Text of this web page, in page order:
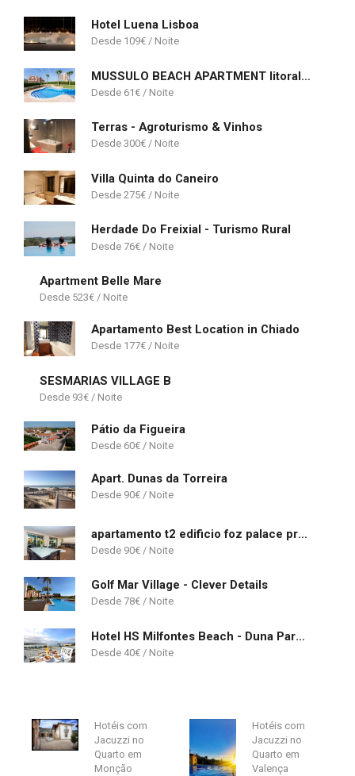
Hotel Luena Lisboa
109€
MUSSULO BEACH APARTMENT litoralmar
61€
Terras - Agroturismo & Vinhos
300€
Villa Quinta do Caneiro
275€
Herdade Do Freixial - Turismo Rural
76€
Apartment Belle Mare
523€
Apartamento Best Location in Chiado
177€
SESMARIAS VILLAGE B
93€
Pátio da Figueira
60€
Apart. Dunas da Torreira
90€
apartamento t2 edificio foz palace praia da Rocha
90€
Golf Mar Village - Clever Details
78€
Hotel HS Milfontes Beach - Duna Parque Group
40€
Hotéis com
Jacuzzi no
Quarto em
Monção
Hotéis com
Jacuzzi no
Quarto em
Valença